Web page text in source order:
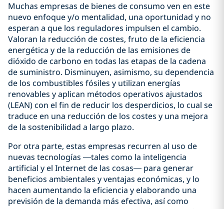
Muchas empresas de bienes de consumo ven en este
nuevo enfoque y/o mentalidad, una oportunidad y no
esperan a que los reguladores impulsen el cambio.
Valoran la reducción de costes, fruto de la eficiencia
energética y de la reducción de las emisiones de
dióxido de carbono en todas las etapas de la cadena
de suministro. Disminuyen, asimismo, su dependencia
de los combustibles fósiles y utilizan energías
renovables y aplican métodos operativos ajustados
(LEAN) con el fin de reducir los desperdicios, lo cual se
traduce en una reducción de los costes y una mejora
de la sostenibilidad a largo plazo.
Por otra parte, estas empresas recurren al uso de
nuevas tecnologías —tales como la inteligencia
artificial y el Internet de las cosas— para generar
beneficios ambientales y ventajas económicas, y lo
hacen aumentando la eficiencia y elaborando una
previsión de la demanda más efectiva, así como